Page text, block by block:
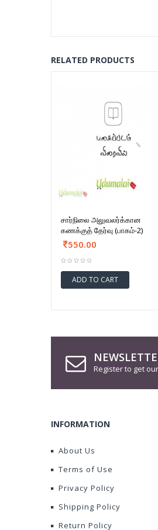
RELATED PRODUCTS
சார்நிலை அலுவலர்க்கான
கணக்குத் தேர்வு (பாகம்-2)
550.00
ADD TO CART
Register to get
INFORMATION
About Us
Terms of Use
Privacy Policy
Shipping Policy
Return Policy